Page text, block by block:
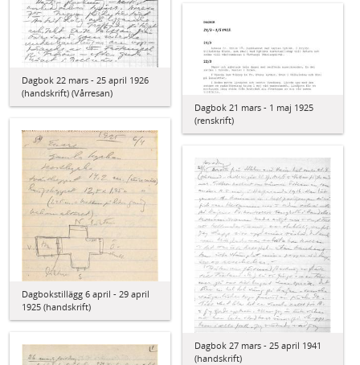
Dagbok 22 mars - 25 april 1926
(handskrift) (Vårresan)
Dagbok 21 mars - 1 maj 1925
(renskrift)
Dagbokstillägg 6 april - 29 april
1925 (handskrift)
Dagbok 27 mars - 25 april 1941
(handskrift)